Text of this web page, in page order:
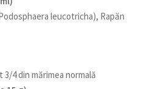
leucotricha), Rapăn
3/4 din mărimea normală